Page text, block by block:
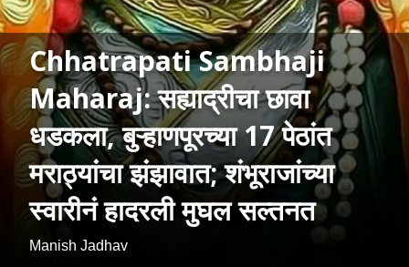
Chhatrapati Sambhaji
Maharaj: सह्याद्रीचा छावा
धडकला, बुऱ्हाणपूरच्या 17 पेठांत
मराठ्यांचा झंझावात; शंभूराजांच्या
स्वारीनं हादरली मुघल सल्तनत
Manish Jadhav